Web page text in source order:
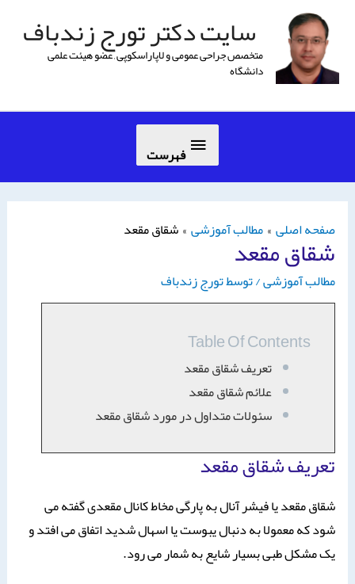
سایت دکتر تورج زندباف
متخصص جراحی عمومی و لاپاراسكوپی , عضو هیئت علمی
دانشگاه
فهرست
صفحه اصلی مطالب آموزشی شقاق مقعد شقاق مقعد
مطالب آموزشی/ توسطتورج زندباف
Table Of Contents
تعريف شقاق مقعد
علائم شقاق مقعد
سئولات متداول در مورد شقاق مقعد
تعريف شقاق مقعد
شقاق مقعد یا فیشر آنال به پارگی مخاط کانال مقعدی گفته می
شود که معمولا به دنبال یبوست یا اسهال شدید اتفاق می افتد و
یک مشکل طبی بسیار شایع به شمار می رود.